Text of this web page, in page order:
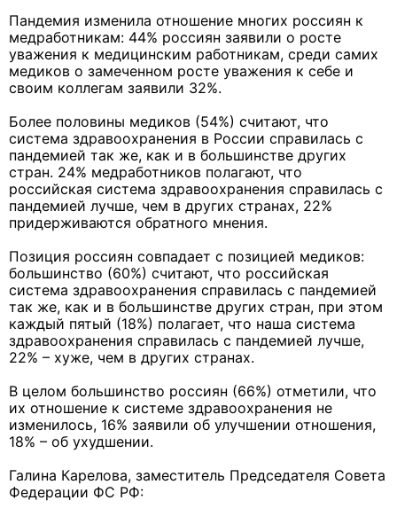
Пандемия изменила отношение многих россиян к
медработникам: 44% россиян заявили о росте
уважения к медицинским работникам, среди самих
медиков о замеченном росте уважения к себе и
своим коллегам заявили 32%.
Более половины медиков (54%) считают, что
система здравоохранения в России справилась с
пандемией так же, как и в большинстве других
стран. 24% медработников полагают, что
российская система здравоохранения справилась с
пандемией лучше, чем в других странах, 22%
придерживаются обратного мнения.
Позиция россиян совпадает с позицией медиков:
большинство (60%) считают, что российская
система здравоохранения справилась с пандемией
так же, как и в большинстве других стран, при этом
каждый пятый (18%) полагает, что наша система
здравоохранения справилась с пандемией лучше,
22% – хуже, чем в других странах.
В целом большинство россиян (66%) отметили, что
их отношение к системе здравоохранения не
изменилось, 16% заявили об улучшении отношения,
18% – об ухудшении.
Галина Карелова, заместитель Председателя Совета
Федерации ФС РФ: